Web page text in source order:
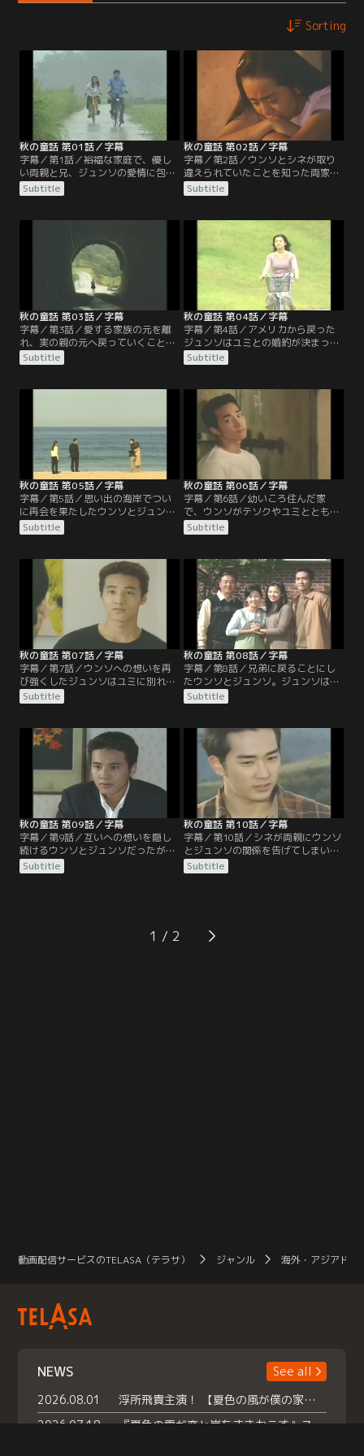
Sorting
秋の童話 第01話／字幕
字幕／第1話／裕福な家庭で、優し
い両親と兄、ジュンソの愛情に包ま
れて育ったウンソ。14歳になった彼
女は何不自由なく幸せな毎日を過ご
かけでウンソの血液型が家族と違う
事が発覚し、貧しい家庭で育ったク
ラスメートのシネと産婦人科で取り
違えられていたことが判る。
Subtitle
秋の童話 第02話／字幕
字幕／第2話／ウンソとシネが取り
違えられていたことを知った両家の
親たちは、動揺を隠せずにいた。ウ
ンソの父はシネを引き取ると言う
反対する。一方でシネの母親スニム
の失言により、シネは両親と血の繋
がりがないことを知ってしまう。
Subtitle
秋の童話 第03話／字幕
字幕／第3話／愛する家族の元を離
れ、実の親の元へ戻っていくことを
決意するウンソ。ジュンソは自分の
顔の描いてあるカップをウンソにプ
ネを連れ、アメリカに行ってしま
う。それから数年後…。
Subtitle
秋の童話 第04話／字幕
字幕／第4話／アメリカから戻った
ジュンソはユミとの婚約が決まって
いた。帰国後ジュンソは幼いころ別
れた妹ウンソを探していた。一方ウ
電話交換オペレーターから彼専属の
メイドになっていた。テソクから嫌
がらせを受けながらも、仕事を続け
るしかないウンソ。しかし、意外に
もウンソはテソクから告白されるこ
とになる。
Subtitle
秋の童話 第05話／字幕
字幕／第5話／思い出の海岸でつい
に再会を果たしたウンソとジュン
ソ。また出会えた事を喜びつつも、
貧しく苦しい状況の中で育ったウン
は古い学校で一緒に暮らすようにな
る。一方ウンソに惹かれていくテソ
クは、ついに本当の愛を知るように
なる。
Subtitle
秋の童話 第06話／字幕
字幕／第6話／幼いころ住んだ家
で、ウンソがテソクやユミとともに
楽しい夜を過ごしているところへ、
突然シネが帰国する。そしてユミと
妹として暮らしていたという事実を
知る。そんな中、ジュンソとウンソ
は、次第に兄弟以上の感情を抱くよ
うになる。
Subtitle
秋の童話 第07話／字幕
字幕／第7話／ウンソへの想いを再
び強くしたジュンソはユミに別れを
告げる。しかし、ユミは絶対に諦め
ないと別れを承知しない。ユミに協
ュンソへの気持ちを隠し、テソクと
付き合うことを決める。
Subtitle
秋の童話 第08話／字幕
字幕／第8話／兄弟に戻ることにし
たウンソとジュンソ。ジュンソはユ
ミと一緒に暮らすことを決め、ウン
ソもまた、テソクの部屋で暮らし始
い出に、内緒で山荘へ旅行に出かけ
るのだが、思わぬ事態が起こる。
Subtitle
秋の童話 第09話／字幕
字幕／第9話／互いへの想いを隠し
続けるウンソとジュンソだったが、
2人の気持ちに気付き始めたテソク
は、ウンソに彼女の本心を尋ねる。
Subtitle
秋の童話 第10話／字幕
字幕／第10話／シネが両親にウンソ
とジュンソの関係を告げてしまい、
2人は駆け落ちする。周囲の反対に
も自分たちの愛を貫こうとするウン
ジュンソがウンソに結婚を申し込
Subtitle
1
動画配信サービスのTELASA（テラサ） ジャンル 海外・アジアドラ
NEWS
See all
2026.08.01
浮所飛貴主演！ 【夏色の風が僕の家にやってきた】 本日よりテラサで独占配信スタート！
2026.07.18
『夏色の雲が恋と嵐をまきおこす』スペシャルメイキング 【Part1】2026年７月18日（土）23時30分～配信スタート！話題のシーンの裏側を大公開！豪華キャスト大集合！ 『武宮家 真夏の家族会議』開催！